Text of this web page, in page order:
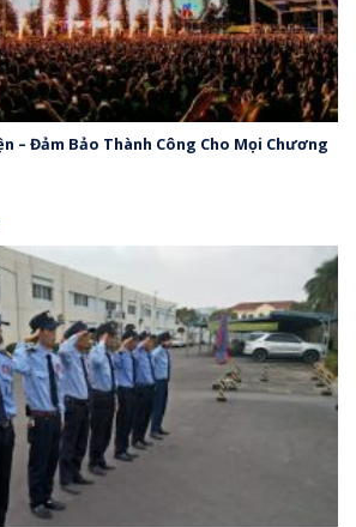
– Đảm Bảo Thành Công Cho Mọi Chương